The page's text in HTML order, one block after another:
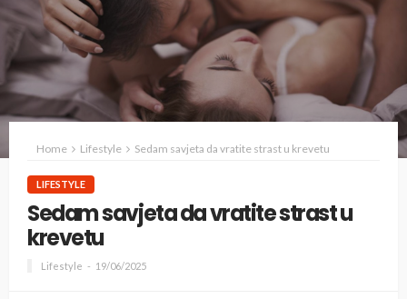
Home Lifestyle Sedam savjeta da vratite strast u krevetu
LIFESTYLE
Sedam savjeta da vratite strast u
krevetu
Lifestyle 19/06/2025